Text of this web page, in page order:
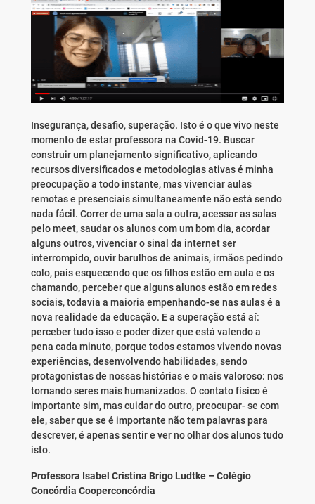
Insegurança, desafio, superação. Isto é o que vivo neste
momento de estar professora na Covid-19. Buscar
construir um planejamento significativo, aplicando
recursos diversificados e metodologias ativas é minha
preocupação a todo instante, mas vivenciar aulas
remotas e presenciais simultaneamente não está sendo
nada fácil. Correr de uma sala a outra, acessar as salas
pelo meet, saudar os alunos com um bom dia, acordar
alguns outros, vivenciar o sinal da internet ser
interrompido, ouvir barulhos de animais, irmãos pedindo
colo, pais esquecendo que os filhos estão em aula e os
chamando, perceber que alguns alunos estão em redes
sociais, todavia a maioria empenhando-se nas aulas é a
nova realidade da educação. E a superação está aí:
perceber tudo isso e poder dizer que está valendo a
pena cada minuto, porque todos estamos vivendo novas
experiências, desenvolvendo habilidades, sendo
protagonistas de nossas histórias e o mais valoroso: nos
tornando seres mais humanizados. O contato físico é
importante sim, mas cuidar do outro, preocupar- se com
ele, saber que se é importante não tem palavras para
descrever, é apenas sentir e ver no olhar dos alunos tudo
isto.
Professora Isabel Cristina Brigo Ludtke – Colégio
Concórdia Cooperconcórdia